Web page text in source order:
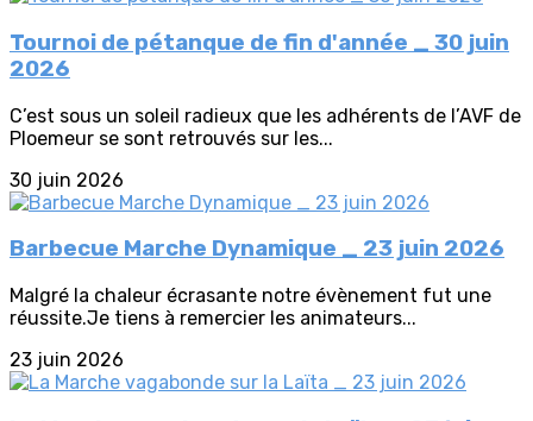
Tournoi de pétanque de fin d'année _ 30 juin
2026
C’est sous un soleil radieux que les adhérents de l’AVF de
Ploemeur se sont retrouvés sur les...
30 juin 2026
Barbecue Marche Dynamique _ 23 juin 2026
Malgré la chaleur écrasante notre évènement fut une
réussite.Je tiens à remercier les animateurs...
23 juin 2026